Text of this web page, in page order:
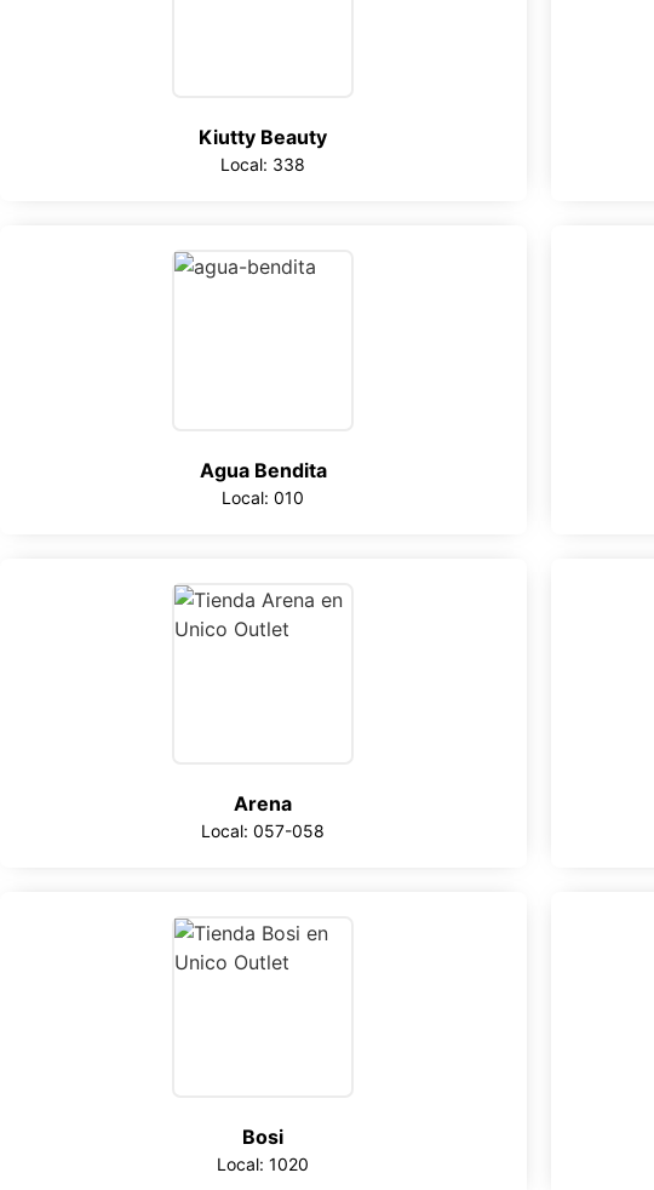
Kiutty Beauty
Local: 338
Agua Bendita
Local: 010
Arena
Local: 057-058
Bosi
Local: 1020